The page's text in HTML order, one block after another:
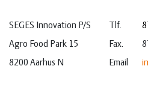
SEGES Innovation P/S
Agro Food Park 15
8200 Aarhus N
Tlf.
Fax.
Email